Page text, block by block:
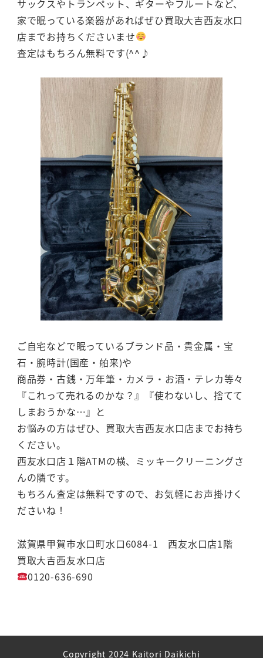
サックスやトランペット、ギターやフルートなど、
家で眠っている楽器があればぜひ買取大吉西友水口
店までお持ちくださいませ
査定はもちろん無料です(^^♪
ご自宅などで眠っているブランド品・貴金属・宝
石・腕時計(国産・舶来)や
商品券・古銭・万年筆・カメラ・お酒・テレカ等々
『これって売れるのかな？』『使わないし、捨てて
しまおうかな…』と
お悩みの方はぜひ、買取大吉西友水口店までお持ち
ください。
西友水口店１階ATMの横、ミッキークリーニングさ
んの隣です。
もちろん査定は無料ですので、お気軽にお声掛けく
ださいね！
滋賀県甲賀市水口町水口6084-1 西友水口店1階
買取大吉西友水口店
0120-636-690
Copyright 2024 Kaitori Daikichi